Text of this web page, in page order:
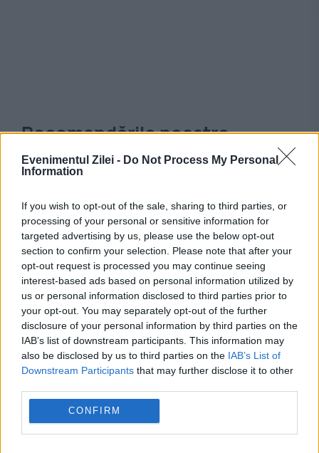
Evenimentul Zilei - Do Not Process My Personal
Information
If you wish to opt-out of the sale, sharing to third parties, or
processing of your personal or sensitive information for
targeted advertising by us, please use the below opt-out
section to confirm your selection. Please note that after your
opt-out request is processed you may continue seeing
interest-based ads based on personal information utilized by
us or personal information disclosed to third parties prior to
your opt-out. You may separately opt-out of the further
disclosure of your personal information by third parties on the
IAB’s list of downstream participants. This information may
also be disclosed by us to third parties on the IAB’s List of
Downstream Participants that may further disclose it to other
CONFIRM
Recomandările noastre
POLITICA
Raed Arafat îl acuză pe Alexandru Rafila că
„alimentează dezbinarea” din sistemul integrat
de urgență